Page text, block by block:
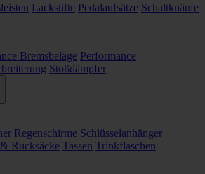
Lackstifte Pedalaufsätze Schaltknäufe
Bremsbeläge Performance
Stoßdämpfer
Regenschirme Schlüsselanhänger
Rucksäcke Tassen Trinkflaschen